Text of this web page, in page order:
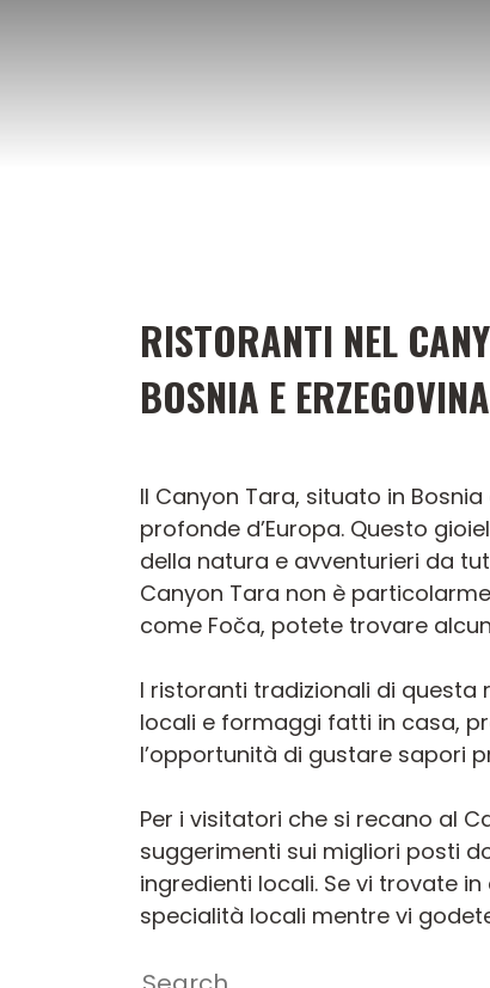
RISTORANTI NEL
BOSNIA E ERZEGOVINA
Il Canyon Tara, situato in
profonde d’Europa. Questo
della natura e avventurieri da
Canyon Tara non è
come Foča, potete trovare
I ristoranti tradizionali di
locali e formaggi fatti in casa,
l’opportunità di gustare sapori
Per i visitatori che si recano al
suggerimenti sui migliori posti
ingredienti locali. Se vi trovate
specialità locali mentre vi